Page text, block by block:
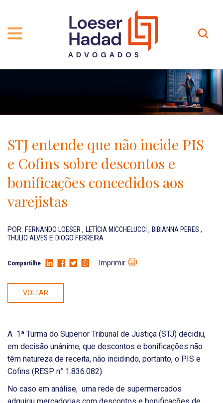
INCLUSÃO E DIVERSIDADE
PRÊMIOS
NOSSA EQUIPE
PROFISSIONAIS
CARREIRA
Contato
Localização
EN-US
STJ entende que não incide PIS
e Cofins sobre descontos e
bonificações concedidos aos
varejistas
POR: FERNANDO LOESER, LETÍCIA MICCHELUCCI , BIBIANNA PERES ,
THULIO ALVES E DIOGO FERREIRA
Compartilhe Imprimir
VOLTAR
A 1ª Turma do Superior Tribunal de Justiça (STJ) decidiu,
em decisão unânime, que descontos e bonificações não
têm natureza de receita, não incidindo, portanto, o PIS e
Cofins (RESP n° 1.836.082).
No caso em análise, uma rede de supermercados